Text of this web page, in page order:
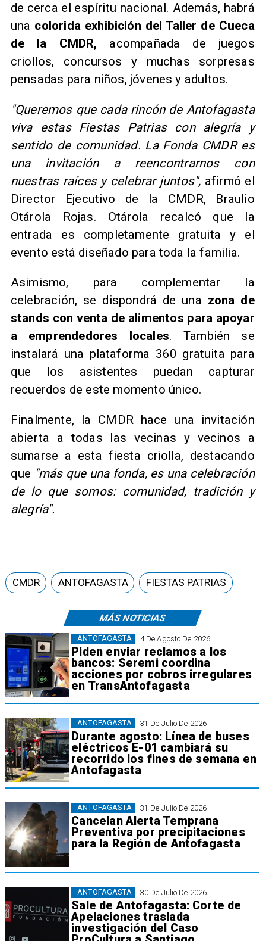
de cerca el espíritu nacional. Además, habrá
una colorida exhibición del Taller de Cueca
de la CMDR, acompañada de juegos
criollos, concursos y muchas sorpresas
pensadas para niños, jóvenes y adultos.
"Queremos que cada rincón de Antofagasta
viva estas Fiestas Patrias con alegría y
sentido de comunidad. La Fonda CMDR es
una invitación a reencontrarnos con
nuestras raíces y celebrar juntos", afirmó el
Director Ejecutivo de la CMDR, Braulio
Otárola Rojas. Otárola recalcó que la
entrada es completamente gratuita y el
evento está diseñado para toda la familia.
Asimismo, para complementar la
celebración, se dispondrá de una zona de
stands con venta de alimentos para apoyar
a emprendedores locales. También se
instalará una plataforma 360 gratuita para
que los asistentes puedan capturar
recuerdos de este momento único.
Finalmente, la CMDR hace una invitación
abierta a todas las vecinas y vecinos a
sumarse a esta fiesta criolla, destacando
que "más que una fonda, es una celebración
de lo que somos: comunidad, tradición y
alegría".
MÁS NOTICIAS
4 De Agosto De 2026
Piden enviar reclamos a los
bancos: Seremi coordina
acciones por cobros irregulares
en TransAntofagasta
ANTOFAGASTA
31 De Julio De 2026
Durante agosto: Línea de buses
eléctricos E-01 cambiará su
recorrido los fines de semana en
Antofagasta
ANTOFAGASTA
31 De Julio De 2026
Cancelan Alerta Temprana
Preventiva por precipitaciones
para la Región de Antofagasta
ANTOFAGASTA
30 De Julio De 2026
Sale de Antofagasta: Corte de
Apelaciones traslada
investigación del Caso
ANTOFAGASTA
CMDR ANTOFAGASTA FIESTAS PATRIAS